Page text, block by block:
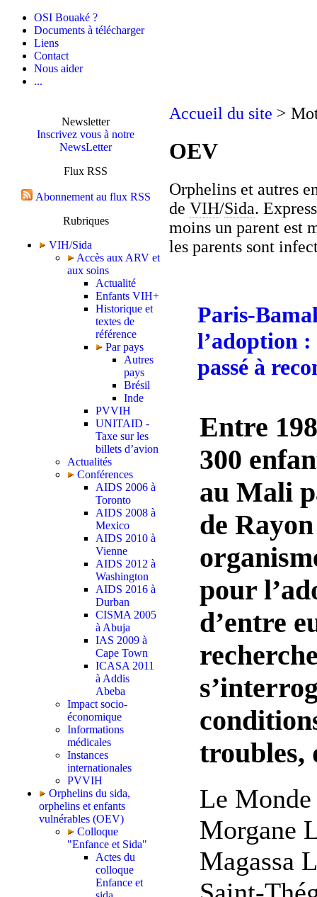
OSI Bouaké ?
Documents à télécharger
Liens
Contact
Nous aider
...
Newsletter
Inscrivez vous à notre
NewsLetter
Flux RSS
Abonnement au flux RSS
Rubriques
VIH/Sida
Accès aux ARV et
aux soins
Actualité
Enfants VIH+
Historique et
textes de
référence
Par pays
Autres
pays
Brésil
Inde
PVVIH
UNITAID -
Taxe sur les
billets d’avion
Actualités
Conférences
AIDS 2006 à
Toronto
AIDS 2008 à
Mexico
AIDS 2010 à
Vienne
AIDS 2012 à
Washington
AIDS 2016 à
Durban
CISMA 2005
à Abuja
IAS 2009 à
Cape Town
ICASA 2011
à Addis
Abeba
Impact socio-
économique
Informations
médicales
Instances
internationales
PVVIH
Orphelins du sida,
orphelins et enfants
vulnérables (OEV)
Colloque
"Enfance et Sida"
Actes du
colloque
Enfance et
Accueil du site >
OEV
Orphelins et autres
de VIH/Sida.
moins un parent est
les parents sont
Paris-
l’adoption
passé à
Entre
300
au Mali
de
pour
d’entre
troubles,
Le
Morgane
Magassa